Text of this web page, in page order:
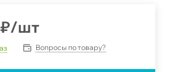
₽/шт
Вопросы по товару?